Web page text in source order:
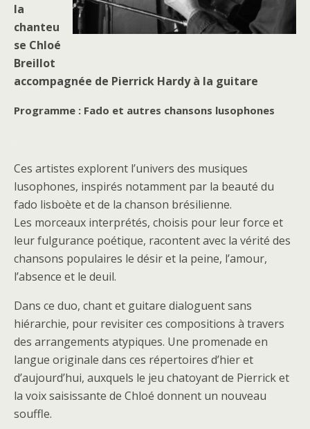
la
chanteu
se Chloé
Breillot
accompagnée de Pierrick Hardy à la guitare
Programme : Fado et autres chansons lusophones
Ces artistes explorent l’univers des musiques
lusophones, inspirés notamment par la beauté du
fado lisboète et de la chanson brésilienne.
Les morceaux interprétés, choisis pour leur force et
leur fulgurance poétique, racontent avec la vérité des
chansons populaires le désir et la peine, l’amour,
l’absence et le deuil.
Dans ce duo, chant et guitare dialoguent sans
hiérarchie, pour revisiter ces compositions à travers
des arrangements atypiques. Une promenade en
langue originale dans ces répertoires d’hier et
d’aujourd’hui, auxquels le jeu chatoyant de Pierrick et
la voix saisissante de Chloé donnent un nouveau
souffle.